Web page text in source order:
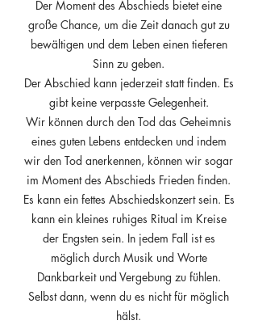
Der Moment des Abschieds bietet eine
große Chance, um die Zeit danach gut zu
bewältigen und dem Leben einen tieferen
Sinn zu geben.
Der Abschied kann jederzeit statt finden. Es
gibt keine verpasste Gelegenheit.
Wir können durch den Tod das Geheimnis
eines guten Lebens entdecken und indem
wir den Tod anerkennen, können wir sogar
im Moment des Abschieds Frieden finden.
Es kann ein fettes Abschiedskonzert sein. Es
kann ein kleines ruhiges Ritual im Kreise
der Engsten sein. In jedem Fall ist es
möglich durch Musik und Worte
Dankbarkeit und Vergebung zu fühlen.
Selbst dann, wenn du es nicht für möglich
hälst.